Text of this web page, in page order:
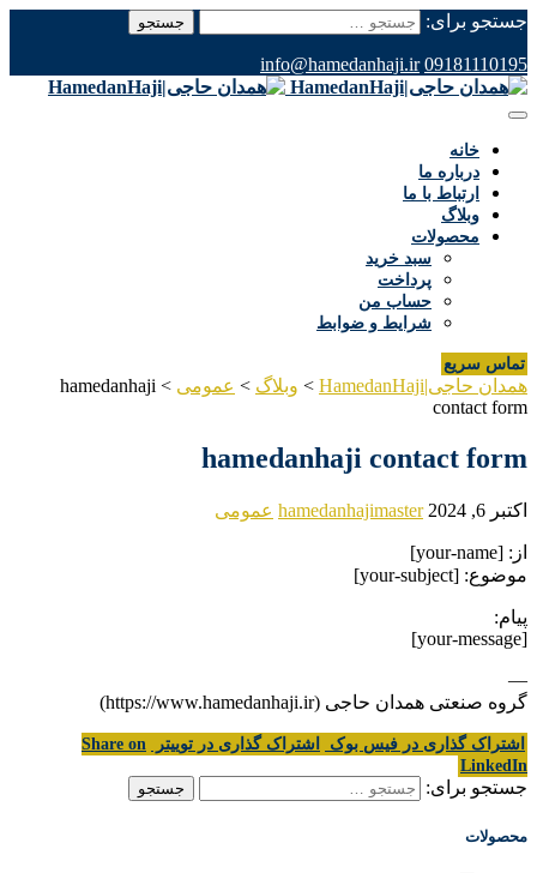
جستجو برای:
09181110195
info@hamedanhaji.ir
خانه
درباره ما
ارتباط با ما
وبلاگ
محصولات
سبد خرید
پرداخت
حساب من
شرایط و ضوابط
تماس سریع
همدان حاجی|HamedanHaji > وبلاگ > عمومی >
hamedanhaji
contact form
hamedanhaji contact form
اکتبر 6, 2024 hamedanhajimaster عمومی
از: [your-name]
موضوع: [your-subject]
پیام:
[your-message]
—
گروه صنعتی همدان حاجی (https://www.hamedanhaji.ir)
اشتراک گذاری در فیس بوک اشتراک گذاری در توییتر
Share on
LinkedIn
جستجو برای:
محصولات